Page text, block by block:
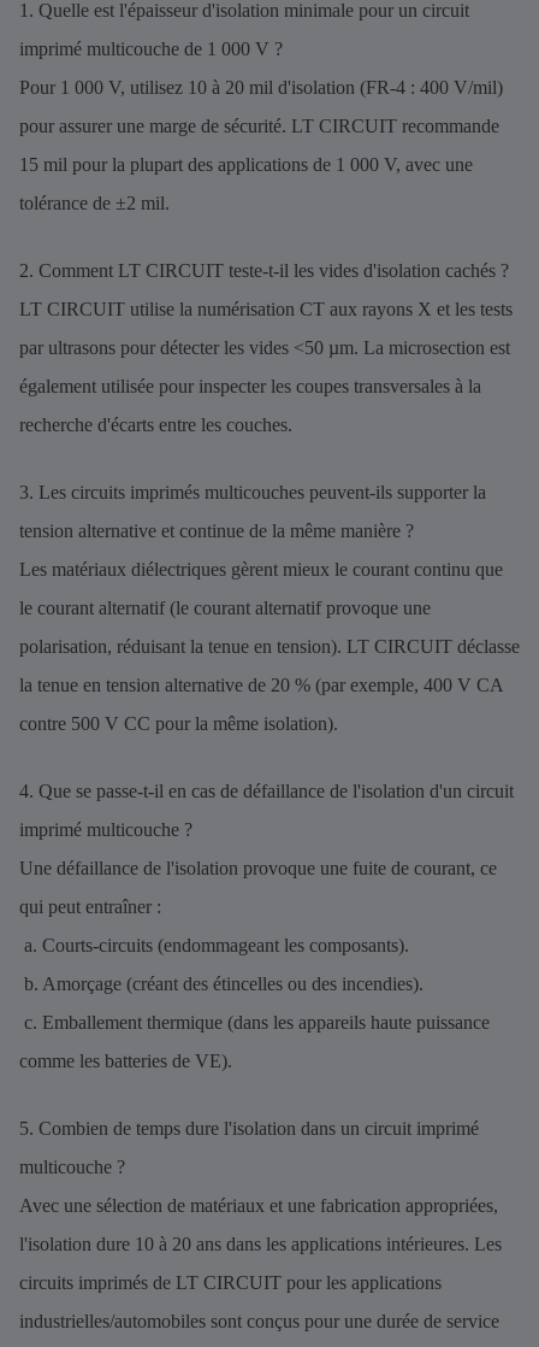
1. Quelle est l'épaisseur d'isolation minimale pour un circuit
imprimé multicouche de 1 000 V ?
Pour 1 000 V, utilisez 10 à 20 mil d'isolation (FR-4 : 400 V/mil)
pour assurer une marge de sécurité. LT CIRCUIT recommande
15 mil pour la plupart des applications de 1 000 V, avec une
tolérance de ±2 mil.
2. Comment LT CIRCUIT teste-t-il les vides d'isolation cachés ?
LT CIRCUIT utilise la numérisation CT aux rayons X et les tests
par ultrasons pour détecter les vides <50 µm. La microsection est
également utilisée pour inspecter les coupes transversales à la
recherche d'écarts entre les couches.
3. Les circuits imprimés multicouches peuvent-ils supporter la
tension alternative et continue de la même manière ?
Les matériaux diélectriques gèrent mieux le courant continu que
le courant alternatif (le courant alternatif provoque une
polarisation, réduisant la tenue en tension). LT CIRCUIT déclasse
la tenue en tension alternative de 20 % (par exemple, 400 V CA
contre 500 V CC pour la même isolation).
4. Que se passe-t-il en cas de défaillance de l'isolation d'un circuit
imprimé multicouche ?
Une défaillance de l'isolation provoque une fuite de courant, ce
qui peut entraîner :
a. Courts-circuits (endommageant les composants).
b. Amorçage (créant des étincelles ou des incendies).
c. Emballement thermique (dans les appareils haute puissance
comme les batteries de VE).
5. Combien de temps dure l'isolation dans un circuit imprimé
multicouche ?
Avec une sélection de matériaux et une fabrication appropriées,
l'isolation dure 10 à 20 ans dans les applications intérieures. Les
circuits imprimés de LT CIRCUIT pour les applications
industrielles/automobiles sont conçus pour une durée de service